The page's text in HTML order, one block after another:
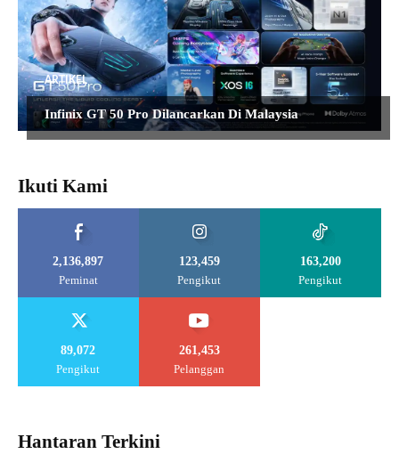
ARTIKEL
Infinix GT 50 Pro Dilancarkan Di Malaysia
Ikuti Kami
2,136,897
Peminat
123,459
Pengikut
163,200
Pengikut
89,072
Pengikut
261,453
Pelanggan
Hantaran Terkini